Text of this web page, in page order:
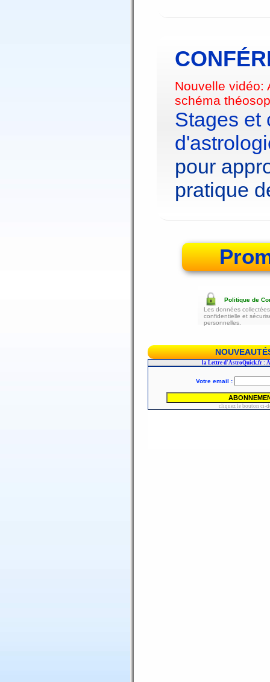
Nouvelle vidéo:
schéma
Stages et
pour
pratique
Politique de
Les données
confidentielle et
personnelles.